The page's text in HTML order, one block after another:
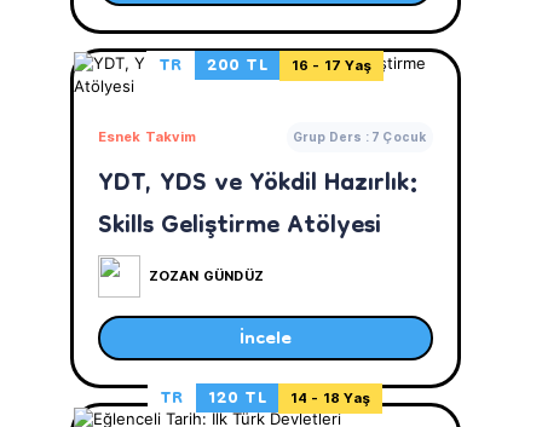
TR
200 TL 16 - 17 Yaş
Esnek Takvim Grup Ders : 7 Çocuk
YDT, YDS ve Yökdil Hazırlık:
Skills Geliştirme Atölyesi
ZOZAN GÜNDÜZ
İncele
TR
120 TL 14 - 18 Yaş